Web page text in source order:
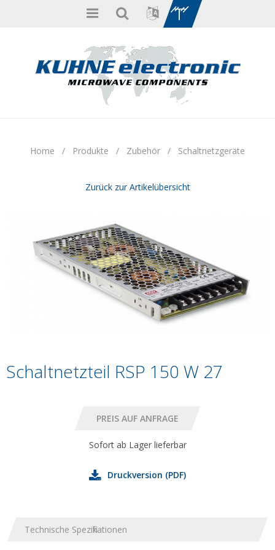
Home / Produkte / Zubehör / Schaltnetzgeräte
Zurück zur Artikelübersicht
Schaltnetzteil RSP 150 W 27
Sofort ab Lager lieferbar
Druckversion (PDF)
Technische Spezifikationen